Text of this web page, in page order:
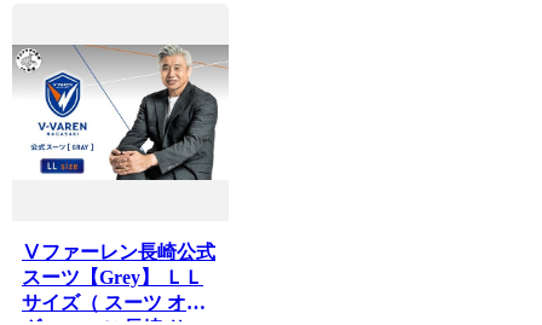
Ⅴファーレン長崎公式
スーツ【Grey】 ＬＬ
サイズ（ スーツ オー